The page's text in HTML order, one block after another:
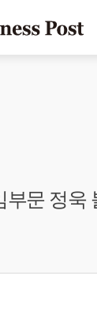
문 정욱